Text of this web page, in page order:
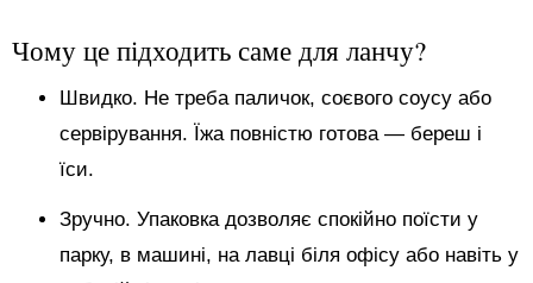
Чому це підходить саме для ланчу?
Швидко. Не треба паличок, соєвого соусу або
сервірування. Їжа повністю готова — береш і
їси.
Зручно. Упаковка дозволяє спокійно поїсти у
парку, в машині, на лавці біля офісу або навіть у